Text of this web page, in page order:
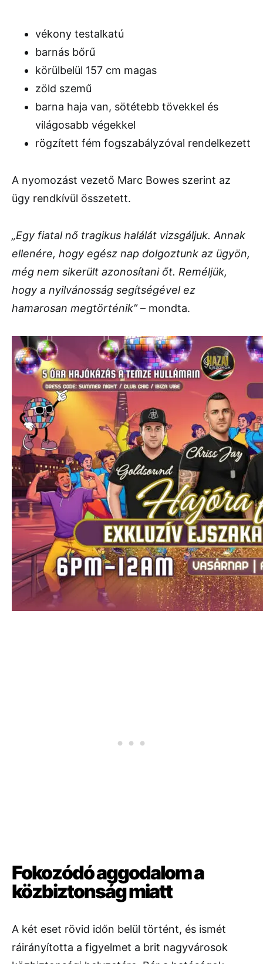
vékony testalkatú
barnás bőrű
körülbelül 157 cm magas
zöld szemű
barna haja van, sötétebb tövekkel és
világosabb végekkel
rögzített fém fogszabályzóval rendelkezett
A nyomozást vezető Marc Bowes szerint az
ügy rendkívül összetett.
„Egy fiatal nő tragikus halálát vizsgáljuk. Annak
ellenére, hogy egész nap dolgoztunk az ügyön,
még nem sikerült azonosítani őt. Reméljük,
hogy a nyilvánosság segítségével ez
hamarosan megtörténik”– mondta.
Fokozódó aggodalom a
közbiztonság miatt
A két eset rövid időn belül történt, és ismét
ráirányította a figyelmet a brit nagyvárosok